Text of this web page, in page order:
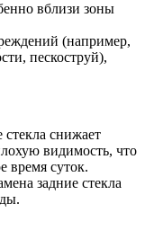
вблизи зоны
(например,
пескоструй),
снижает
видимость, что
время суток.
задние стекла